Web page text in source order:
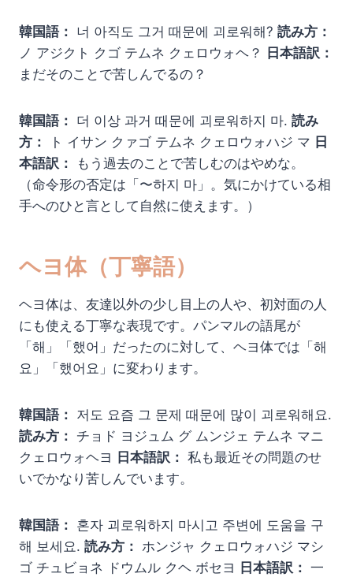
韓国語： 너 아직도 그거 때문에 괴로워해? 読み方：
ノ アジクト クゴ テムネ クェロウォヘ？
日本語訳：
まだそのことで苦しんでるの？
韓国語： 더 이상 과거 때문에 괴로워하지 마. 読み
方：
ト イサン クァゴ テムネ クェロウォハジ マ 日
本語訳：
もう過去のことで苦しむのはやめな。
（命令形の否定は「〜하지 마」。気にかけている相
手へのひと言として自然に使えます。）
ヘヨ体（丁寧語）
ヘヨ体は、友達以外の少し目上の人や、初対面の人
にも使える丁寧な表現です。パンマルの語尾が
「해」「했어」だったのに対して、ヘヨ体では「해
요」「했어요」に変わります。
韓国語： 저도 요즘 그 문제 때문에 많이 괴로워해요.
読み方： チョド ヨジュム グ ムンジェ テムネ マニ
クェロウォヘヨ 日本語訳： 私も最近その問題のせ
いでかなり苦しんでいます。
韓国語： 혼자 괴로워하지 마시고 주변에 도움을 구
해 보세요. 読み方： ホンジャ クェロウォハジ マシ
ゴ チュビョネ ドウムル クヘ ボセヨ 日本語訳： 一